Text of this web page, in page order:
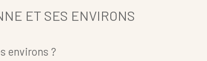
ET SES ENVIRONS
environs ?